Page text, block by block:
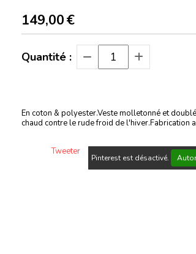
149,00€
Quantité :
En coton & polyester.Veste molletonné et
chaud contre le rude froid de l'hiver.Fabrication
Tweeter
Pinterest est désactivé.